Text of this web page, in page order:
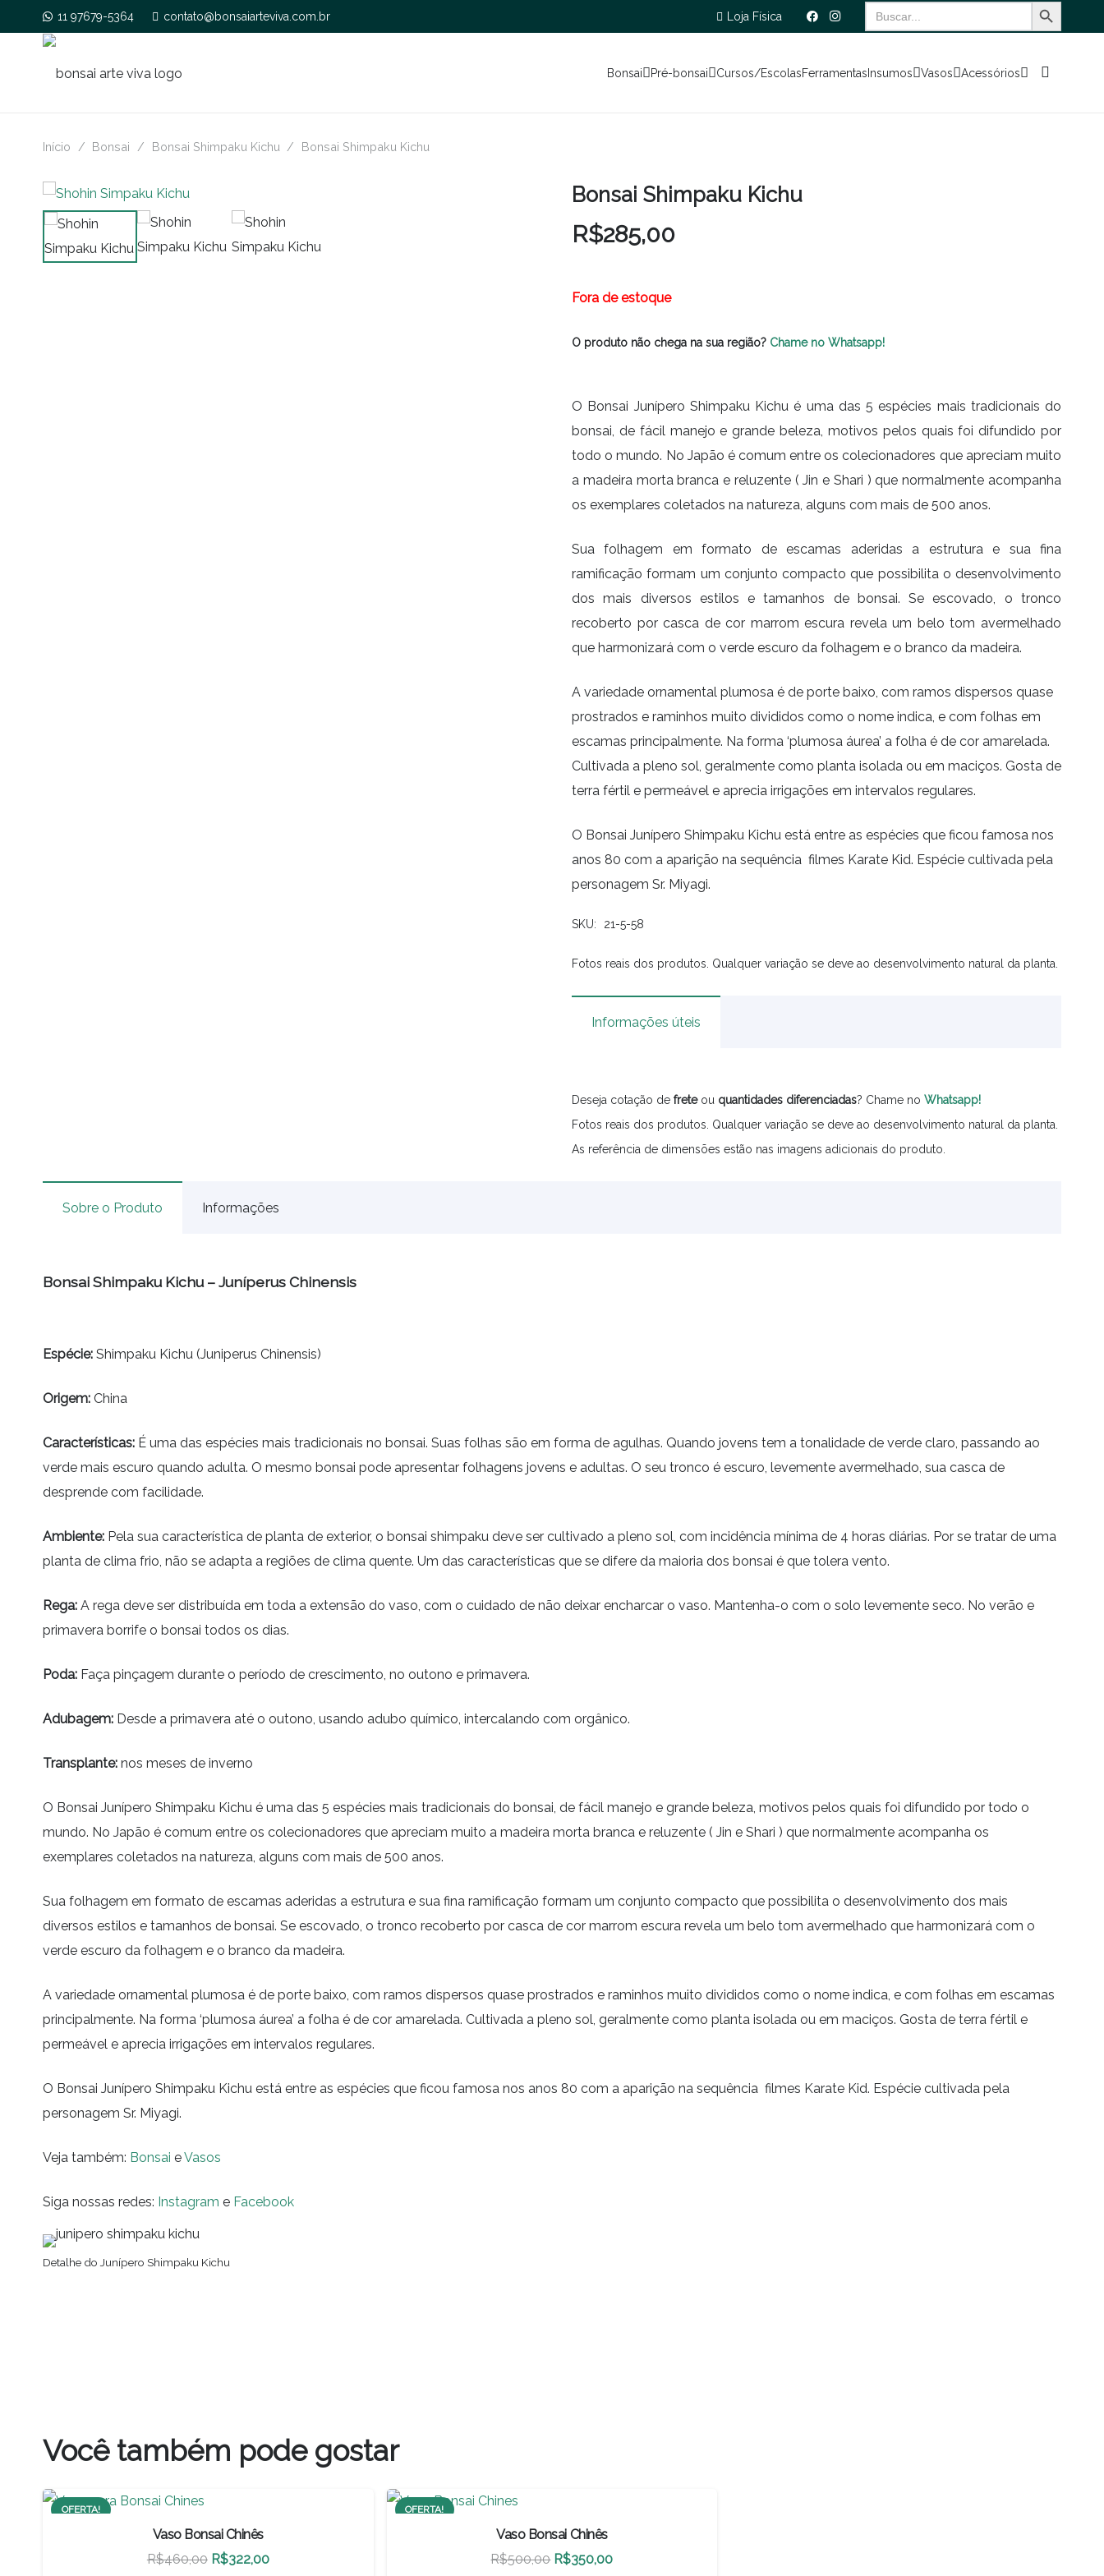
11 97679-5364 contato@bonsaiarteviva.com.br Loja Física
Search
for:
Bonsai Pré-bonsai Cursos/EscolasFerramentasInsumos Vasos Acessórios
Início / Bonsai / Bonsai Shimpaku Kichu / Bonsai Shimpaku Kichu
Bonsai Shimpaku Kichu
R$285,00
Fora de estoque
O produto não chega na sua região? Chame no Whatsapp!
O Bonsai Junípero Shimpaku Kichu é uma das 5 espécies mais tradicionais do
bonsai, de fácil manejo e grande beleza, motivos pelos quais foi difundido por
todo o mundo. No Japão é comum entre os colecionadores que apreciam muito
a madeira morta branca e reluzente ( Jin e Shari ) que normalmente acompanha
os exemplares coletados na natureza, alguns com mais de 500 anos.
Sua folhagem em formato de escamas aderidas a estrutura e sua fina
ramificação formam um conjunto compacto que possibilita o desenvolvimento
dos mais diversos estilos e tamanhos de bonsai. Se escovado, o tronco
recoberto por casca de cor marrom escura revela um belo tom avermelhado
que harmonizará com o verde escuro da folhagem e o branco da madeira.
A variedade ornamental plumosa é de porte baixo, com ramos dispersos quase
prostrados e raminhos muito divididos como o nome indica, e com folhas em
escamas principalmente. Na forma ‘plumosa áurea’ a folha é de cor amarelada.
Cultivada a pleno sol, geralmente como planta isolada ou em maciços. Gosta de
terra fértil e permeável e aprecia irrigações em intervalos regulares.
O Bonsai Junípero Shimpaku Kichu está entre as espécies que ficou famosa nos
anos 80 com a aparição na sequência filmes Karate Kid. Espécie cultivada pela
personagem Sr. Miyagi.
SKU: 21-5-58
Fotos reais dos produtos. Qualquer variação se deve ao desenvolvimento natural da planta.
Informações úteis
Deseja cotação de freteou quantidades diferenciadas? Chame no Whatsapp!
Fotos reais dos produtos. Qualquer variação se deve ao desenvolvimento natural da planta.
As referência de dimensões estão nas imagens adicionais do produto.
Sobre o Produto Informações
Bonsai Shimpaku Kichu – Juníperus Chinensis
Espécie: Shimpaku Kichu (Juniperus Chinensis)
Origem: China
Características: É uma das espécies mais tradicionais no bonsai. Suas folhas são em forma de agulhas. Quando jovens tem a tonalidade de verde claro, passando ao
verde mais escuro quando adulta. O mesmo bonsai pode apresentar folhagens jovens e adultas. O seu tronco é escuro, levemente avermelhado, sua casca de
desprende com facilidade.
Ambiente: Pela sua característica de planta de exterior, o bonsai shimpaku deve ser cultivado a pleno sol, com incidência mínima de 4 horas diárias. Por se tratar de uma
planta de clima frio, não se adapta a regiões de clima quente. Um das características que se difere da maioria dos bonsai é que tolera vento.
Rega: A rega deve ser distribuída em toda a extensão do vaso, com o cuidado de não deixar encharcar o vaso. Mantenha-o com o solo levemente seco. No verão e
primavera borrife o bonsai todos os dias.
Poda: Faça pinçagem durante o período de crescimento, no outono e primavera.
Adubagem: Desde a primavera até o outono, usando adubo químico, intercalando com orgânico.
Transplante: nos meses de inverno
O Bonsai Junípero Shimpaku Kichu é uma das 5 espécies mais tradicionais do bonsai, de fácil manejo e grande beleza, motivos pelos quais foi difundido por todo o
mundo. No Japão é comum entre os colecionadores que apreciam muito a madeira morta branca e reluzente ( Jin e Shari ) que normalmente acompanha os
exemplares coletados na natureza, alguns com mais de 500 anos.
Sua folhagem em formato de escamas aderidas a estrutura e sua fina ramificação formam um conjunto compacto que possibilita o desenvolvimento dos mais
diversos estilos e tamanhos de bonsai. Se escovado, o tronco recoberto por casca de cor marrom escura revela um belo tom avermelhado que harmonizará com o
verde escuro da folhagem e o branco da madeira.
A variedade ornamental plumosa é de porte baixo, com ramos dispersos quase prostrados e raminhos muito divididos como o nome indica, e com folhas em escamas
principalmente. Na forma ‘plumosa áurea’ a folha é de cor amarelada. Cultivada a pleno sol, geralmente como planta isolada ou em maciços. Gosta de terra fértil e
permeável e aprecia irrigações em intervalos regulares.
O Bonsai Junípero Shimpaku Kichu está entre as espécies que ficou famosa nos anos 80 com a aparição na sequência filmes Karate Kid. Espécie cultivada pela
personagem Sr. Miyagi.
Veja também: Bonsai eVasos
Siga nossas redes: Instagram e Facebook
Detalhe do Junípero Shimpaku Kichu
Você também pode gostar
OFERTA!
Vaso Bonsai Chinês
R$460,00 O
R$322,00O
OFERTA!
Vaso Bonsai Chinês
R$500,00 O
R$350,00O